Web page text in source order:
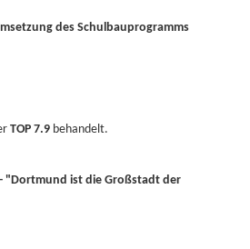
des Schulbauprogramms
TOP 7.9 behandelt.
ist die Großstadt der